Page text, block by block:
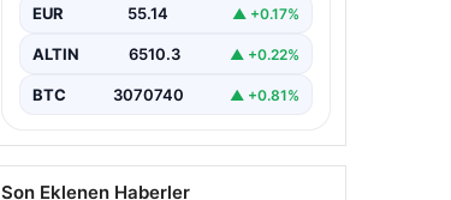
EUR 55.14 ▲ +0.17%
ALTIN 6510.3 ▲ +0.22%
BTC 3070740 ▲ +0.81%
Son Eklenen Haberler